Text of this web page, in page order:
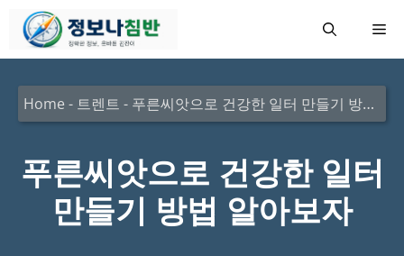
메
Home - 트렌트 - 푸른씨앗으로 건강한 일터 만들기 방법 알아보자
푸른씨앗으로 건강한 일터
만들기 방법 알아보자